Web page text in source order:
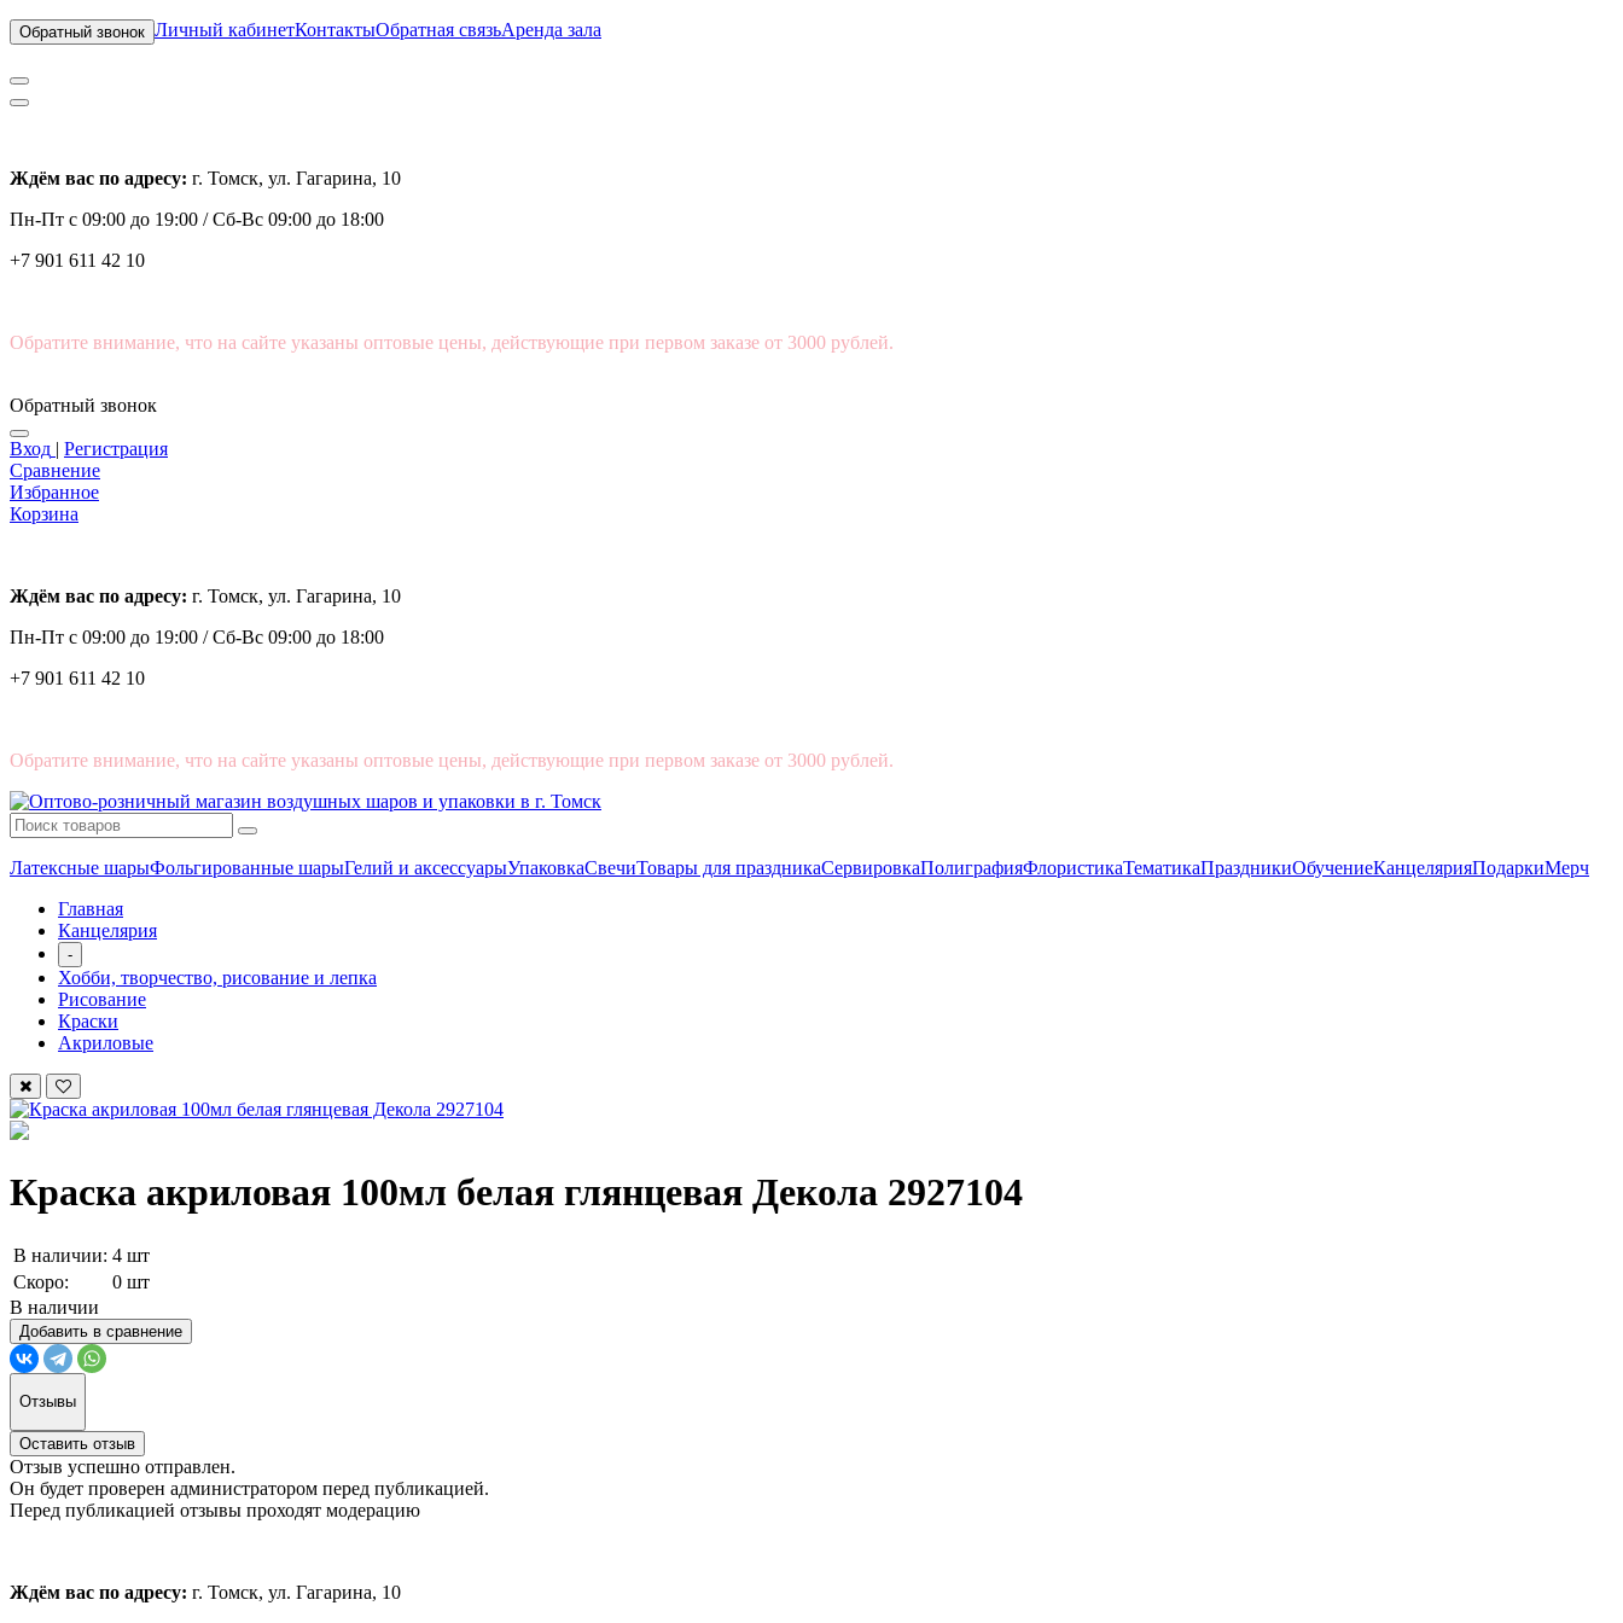
Обратный звонок Личный кабинетКонтактыОбратная связьАренда зала
Ждём вас по адресу: г. Томск, ул. Гагарина, 10
Пн-Пт с 09:00 до 19:00 /Сб-Вс 09:00 до 18:00
+7 901 611 42 10
Обратите внимание, что на сайте указаны оптовые цены, действующие при первом заказе от 3000 рублей.
Обратный звонок
Вход | Регистрация
Сравнение
Избранное
Корзина
Ждём вас по адресу: г. Томск, ул. Гагарина, 10
Пн-Пт с 09:00 до 19:00 /Сб-Вс 09:00 до 18:00
+7 901 611 42 10
Обратите внимание, что на сайте указаны оптовые цены, действующие при первом заказе от 3000 рублей.
Латексные шарыФольгированные шарыГелий и аксессуарыУпаковкаСвечиТовары для праздникаСервировкаПолиграфияФлористикаТематикаПраздникиОбучениеКанцелярияПодаркиМерч
Главная
Канцелярия
-
Хобби, творчество, рисование и лепка
Рисование
Краски
Акриловые
Краска акриловая 100мл белая глянцевая Декола 2927104
В наличии: 4 шт
Скоро:
0 шт
В наличии
Добавить в сравнение
Отзывы
Оставить отзыв
Отзыв успешно отправлен.
Он будет проверен администратором перед публикацией.
Перед публикацией отзывы проходят модерацию
Ждём вас по адресу: г. Томск, ул. Гагарина, 10